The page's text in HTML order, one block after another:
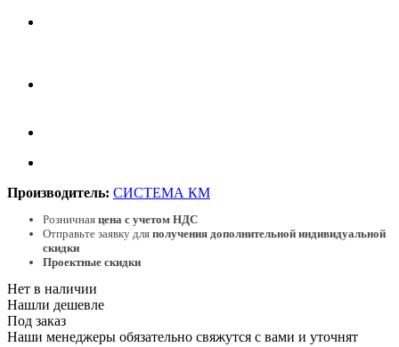
Производитель: СИСТЕМА КМ
Розничная цена с учетом НДС
Отправьте заявку для получения дополнительной индивидуальной
скидки
Проектные скидки
Нет в наличии
Нашли дешевле
Под заказ
Наши менеджеры обязательно свяжутся с вами и уточнят